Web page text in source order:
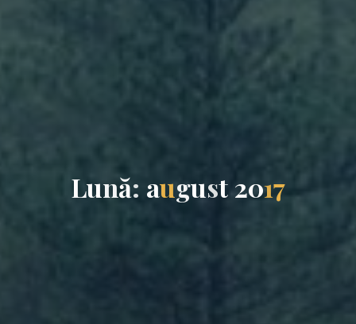
Lună: august2017